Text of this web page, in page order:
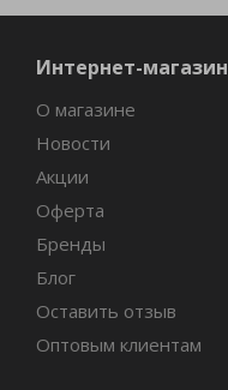
Интернет-магазин
О магазине
Новости
Акции
Оферта
Бренды
Блог
Оставить отзыв
Оптовым клиентам